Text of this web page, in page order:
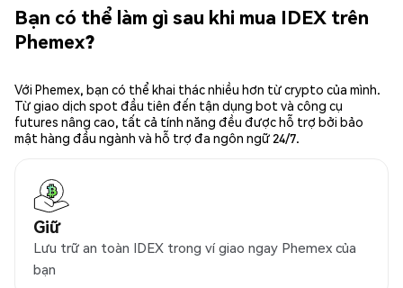
Bạn có thể làm gì sau khi mua IDEX trên
Phemex?
Với Phemex, bạn có thể khai thác nhiều hơn từ crypto của mình.
Từ giao dịch spot đầu tiên đến tận dụng bot và công cụ
futures nâng cao, tất cả tính năng đều được hỗ trợ bởi bảo
mật hàng đầu ngành và hỗ trợ đa ngôn ngữ 24/7.
Giữ
Lưu trữ an toàn IDEX trong ví giao ngay Phemex của
bạn